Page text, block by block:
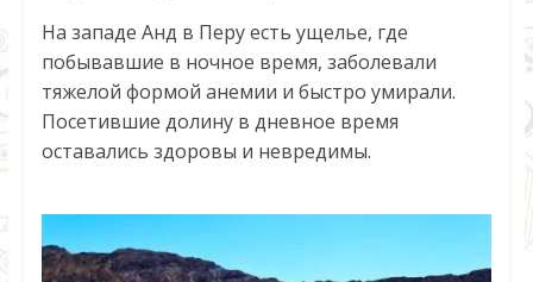
На западе Анд в Перу есть ущелье, где
побывавшие в ночное время, заболевали
тяжелой формой анемии и быстро умирали.
Посетившие долину в дневное время
оставались здоровы и невредимы.